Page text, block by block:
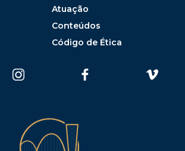
Atuação
Conteúdos
Código de Ética